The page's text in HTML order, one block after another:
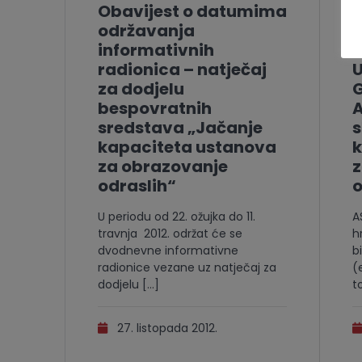
Obavijest o datumima
održavanja
informativnih
radionica – natječaj
za dodjelu
bespovratnih
sredstava „Jačanje
kapaciteta ustanova
za obrazovanje
odraslih“
U periodu od 22. ožujka do 11.
travnja 2012. održat će se
dvodnevne informativne
radionice vezane uz natječaj za
dodjelu […]
27. listopada 2012.